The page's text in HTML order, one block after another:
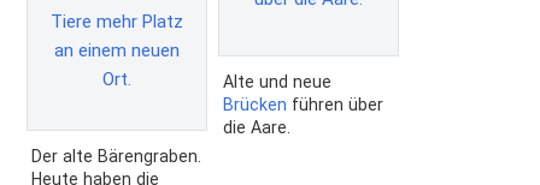
Der alte Bärengraben.
Heute haben die
Alte und neue
Brücken führen über
die Aare.